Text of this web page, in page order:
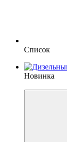
Список
Новинка